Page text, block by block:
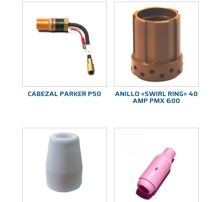
CABEZAL PARKER P50 ANILLO «SWIRL RING» 40
AMP PMX 600